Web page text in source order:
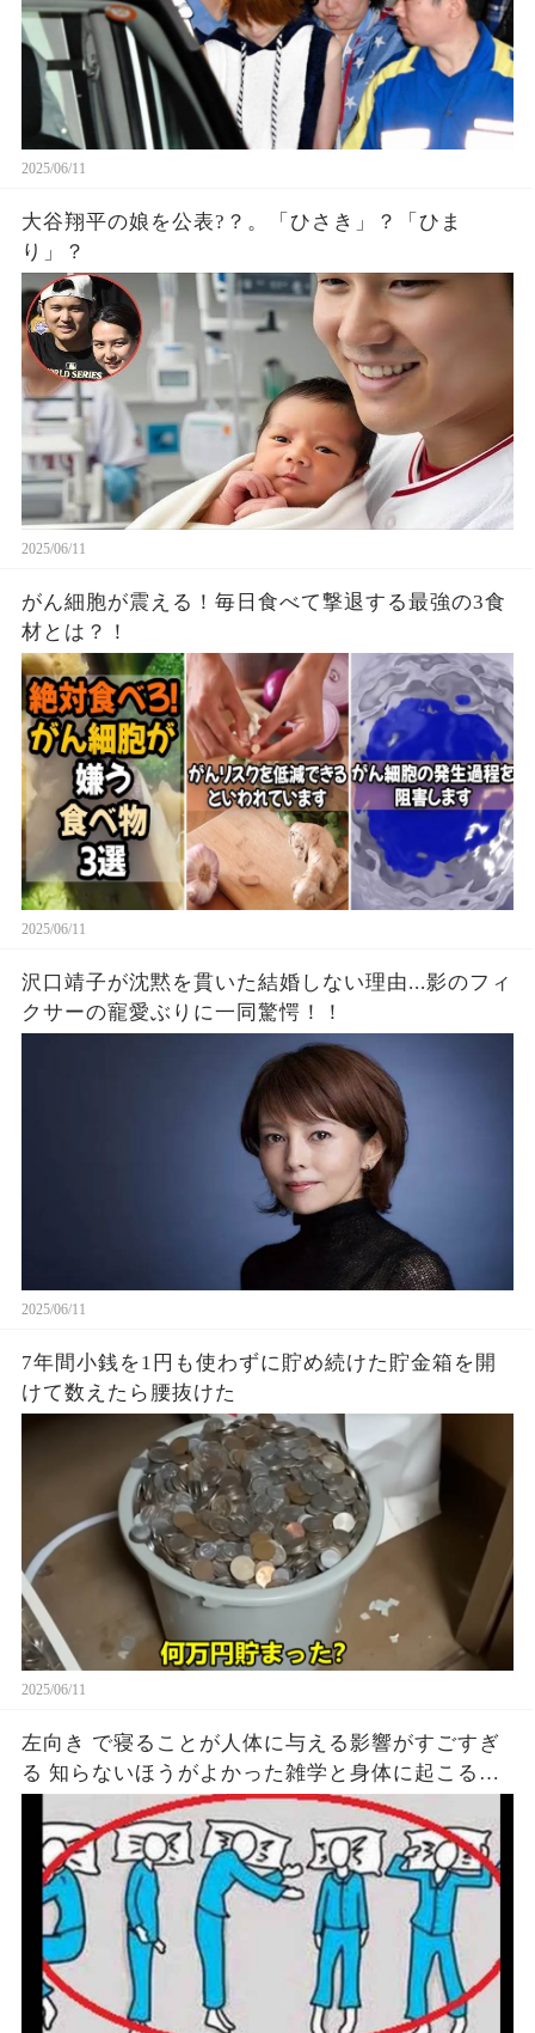
2025/06/11
大谷翔平の娘を公表?？。「ひさき」？「ひま
り」？
2025/06/11
がん細胞が震える！毎日食べて撃退する最強の3食
材とは？！
2025/06/11
沢口靖子が沈黙を貫いた結婚しない理由...影のフィ
クサーの寵愛ぶりに一同驚愕！！
2025/06/11
7年間小銭を1円も使わずに貯め続けた貯金箱を開
けて数えたら腰抜けた
2025/06/11
左向き で寝ることが人体に与える影響がすごすぎ
る 知らないほうがよかった雑学と身体に起こる現
象がヤバい… 驚くべき 大人の 面白いけど知ると後
悔